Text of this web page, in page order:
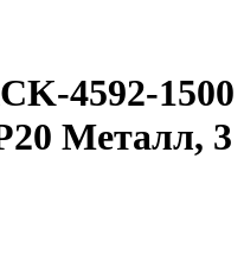
4592-1500
Металл, 3